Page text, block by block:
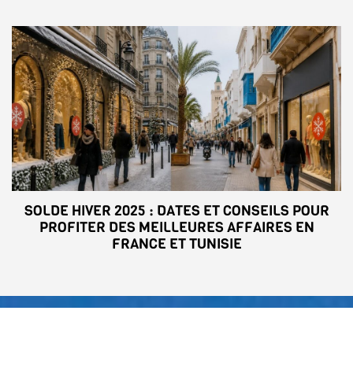
SOLDE HIVER 2025 : DATES ET CONSEILS POUR
PROFITER DES MEILLEURES AFFAIRES EN
FRANCE ET TUNISIE